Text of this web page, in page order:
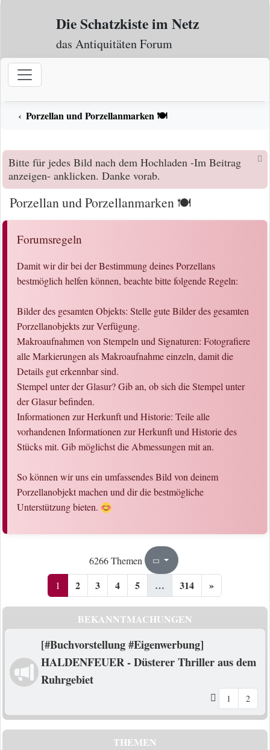
Zum Inhalt
Die Schatzkiste im Netz
das Antiquitäten Forum
Porzellan und Porzellanmarken 🍽️
Bitte für jedes Bild nach dem Hochladen -Im Beitrag
anzeigen- anklicken. Danke vorab.
Porzellan und Porzellanmarken 🍽️
Forumsregeln
Damit wir dir bei der Bestimmung deines Porzellans
bestmöglich helfen können, beachte bitte folgende Regeln:
Bilder des gesamten Objekts: Stelle gute Bilder des gesamten
Porzellanobjekts zur Verfügung.
Makroaufnahmen von Stempeln und Signaturen: Fotografiere
alle Markierungen als Makroaufnahme einzeln, damit die
Details gut erkennbar sind.
Stempel unter der Glasur? Gib an, ob sich die Stempel unter
der Glasur befinden.
Informationen zur Herkunft und Historie: Teile alle
vorhandenen Informationen zur Herkunft und Historie des
Stücks mit. Gib möglichst die Abmessungen mit an.
So können wir uns ein umfassendes Bild von deinem
Porzellanobjekt machen und dir die bestmögliche
Unterstützung bieten.
6266 Themen Seite1
1 2 3 4 5 … 314 »
BEKANNTMACHUNGEN
[#Buchvorstellung #Eigenwerbung]
HALDENFEUER - Düsterer Thriller aus dem
Ruhrgebiet
1 2
THEMEN